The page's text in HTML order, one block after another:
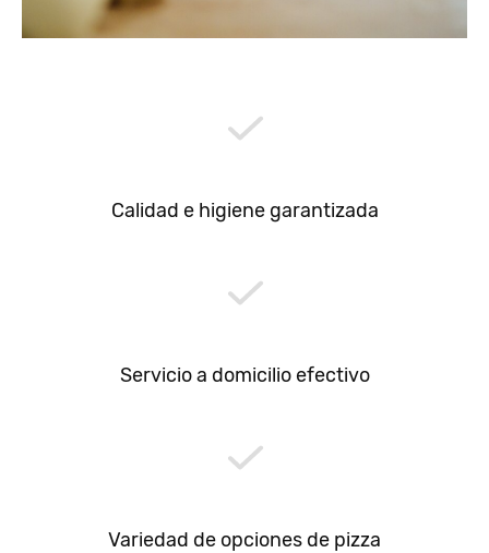
Calidad e higiene garantizada
Servicio a domicilio efectivo
Variedad de opciones de pizza